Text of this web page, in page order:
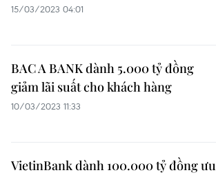
15/03/2023 04:01
BAC A BANK dành 5.000 tỷ đồng
giảm lãi suất cho khách hàng
10/03/2023 11:33
VietinBank dành 100.000 tỷ đồng ưu